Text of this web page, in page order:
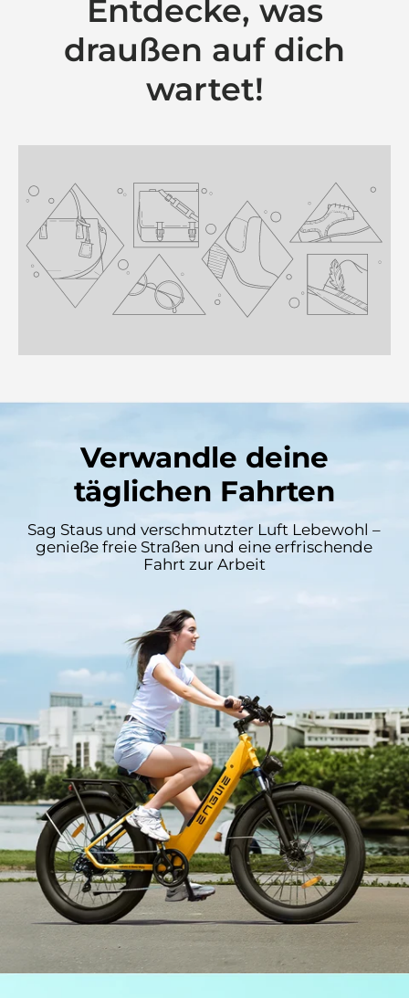
Entdecke, was
draußen auf dich
wartet!
Verwandle deine
täglichen Fahrten
Sag Staus und verschmutzter Luft Lebewohl –
genieße freie Straßen und eine erfrischende
Fahrt zur Arbeit